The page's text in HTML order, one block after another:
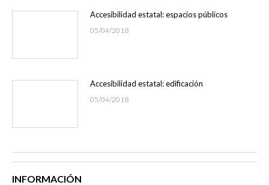
Accesibilidad estatal: espacios públicos
05/04/2018
Accesibilidad estatal: edificación
05/04/2018
INFORMACIÓN